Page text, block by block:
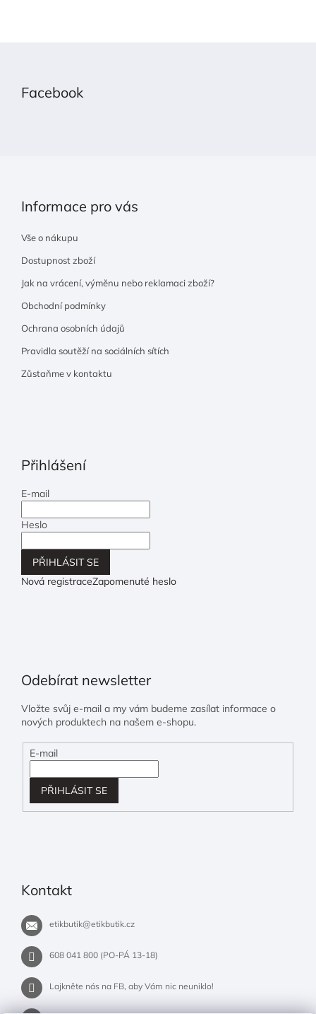
Facebook
Informace pro vás
Vše o nákupu
Dostupnost zboží
Jak na vrácení, výměnu nebo reklamaci zboží?
Obchodní podmínky
Ochrana osobních údajů
Pravidla soutěží na sociálních sítích
Zůstaňme v kontaktu
Přihlášení
E-mail
Heslo
PŘIHLÁSIT SE
Nová registraceZapomenuté heslo
Odebírat newsletter
Vložte svůj e-mail a my vám budeme zasílat informace o
nových produktech na našem e-shopu.
E-mail
PŘIHLÁSIT SE
Kontakt
etikbutik@etikbutik.cz
608 041 800 (PO-PÁ 13-18)
Lajkněte nás na FB, aby Vám nic neuniklo!